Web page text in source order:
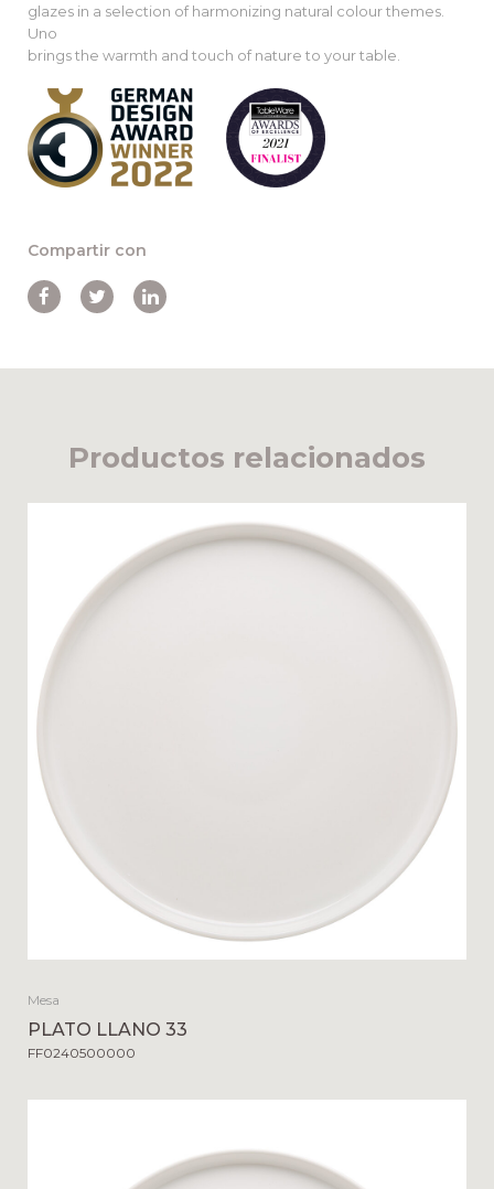
glazes in a selection of harmonizing natural colour themes.
Uno
brings the warmth and touch of nature to your table.
Compartir con
Productos relacionados
Mesa
PLATO LLANO 33
FF0240500000